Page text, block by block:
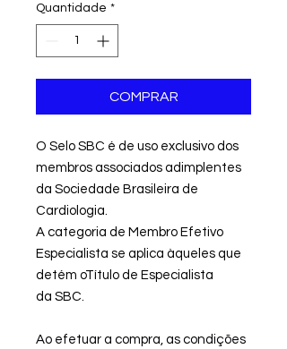
Quantidade *
COMPRAR
O Selo SBC é de uso exclusivo dos
membros associados adimplentes
da Sociedade Brasileira de
Cardiologia.
A categoria de Membro Efetivo
Especialista se aplica àqueles que
detém oTítulo de Especialista
da SBC.
Ao efetuar a compra, as condições